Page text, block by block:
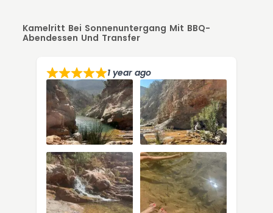
Kamelritt Bei Sonnenuntergang Mit BBQ-
Abendessen Und Transfer
1 year ago